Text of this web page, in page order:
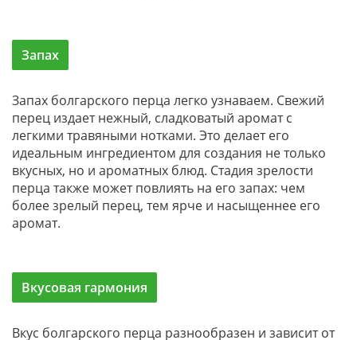
Запах
Запах болгарского перца легко узнаваем. Свежий
перец издает нежный, сладковатый аромат с
легкими травяными нотками. Это делает его
идеальным ингредиентом для создания не только
вкусных, но и ароматных блюд. Стадия зрелости
перца также может повлиять на его запах: чем
более зрелый перец, тем ярче и насыщеннее его
аромат.
Вкусовая гармония
Вкус болгарского перца разнообразен и зависит от